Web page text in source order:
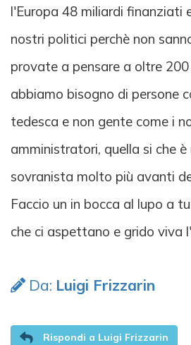
l'Europa 48 miliardi finanziati
nostri politici perchè non
provate a pensare a oltre 200
abbiamo bisogno di persone
tedesca e non gente come i
amministratori, quella si che è
sovranista molto più avanti
Faccio un in bocca al lupo a
che ci aspettano e grido viva
Da: Luigi Frizzarin
Rispondi a Luigi Frizzarin